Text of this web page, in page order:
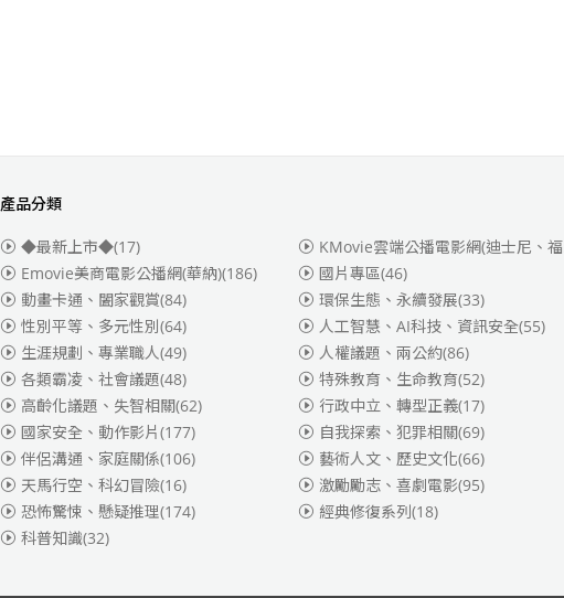
產品分類
◆最新上市◆(17) KMovie雲端公播電影網(迪士尼、福斯、索尼)
Emovie美商電影公播網(華納)(186) 國片專區(46)
動畫卡通、闔家觀賞(84) 環保生態、永續發展(33)
性別平等、多元性別(64) 人工智慧、AI科技、資訊安全(55)
生涯規劃、專業職人(49) 人權議題、兩公約(86)
各類霸凌、社會議題(48) 特殊教育、生命教育(52)
高齡化議題、失智相關(62) 行政中立、轉型正義(17)
國家安全、動作影片(177) 自我探索、犯罪相關(69)
伴侶溝通、家庭關係(106) 藝術人文、歷史文化(66)
天馬行空、科幻冒險(16) 激勵勵志、喜劇電影(95)
恐怖驚悚、懸疑推理(174) 經典修復系列(18)
科普知識(32)